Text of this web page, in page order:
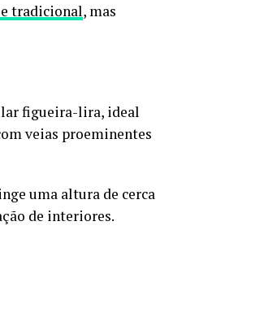
tradicional, mas
figueira-lira, ideal
veias proeminentes
uma altura de cerca
de interiores.